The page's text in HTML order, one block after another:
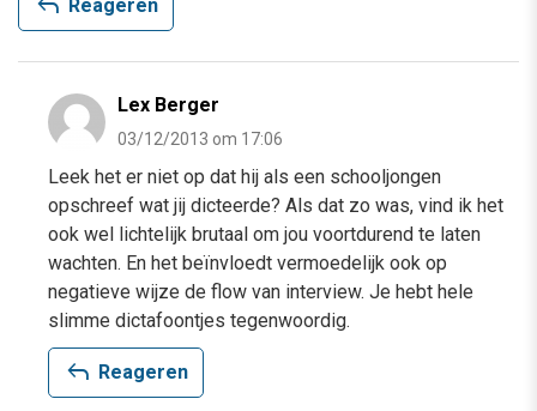
Reageren
Lex Berger
03/12/2013 om 17:06
Leek het er niet op dat hij als een schooljongen
opschreef wat jij dicteerde? Als dat zo was, vind ik het
ook wel lichtelijk brutaal om jou voortdurend te laten
wachten. En het beïnvloedt vermoedelijk ook op
negatieve wijze de flow van interview. Je hebt hele
slimme dictafoontjes tegenwoordig.
reply Reageren